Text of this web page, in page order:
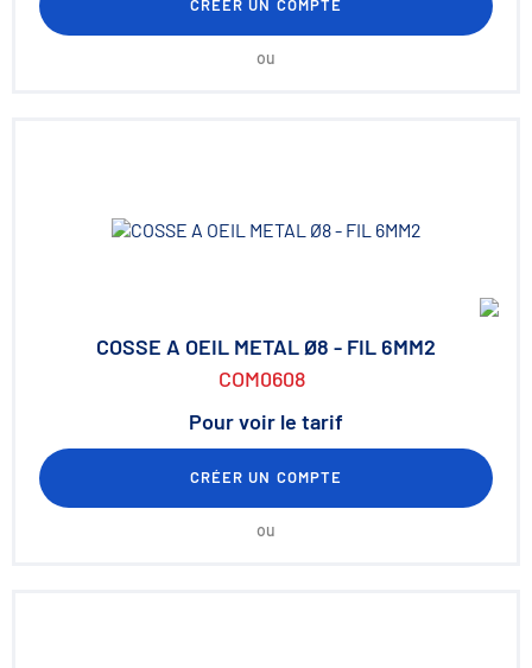
CRÉER UN COMPTE
ou
COSSE A OEIL METAL Ø8 - FIL 6MM2
COM0608
Pour voir le tarif
CRÉER UN COMPTE
ou